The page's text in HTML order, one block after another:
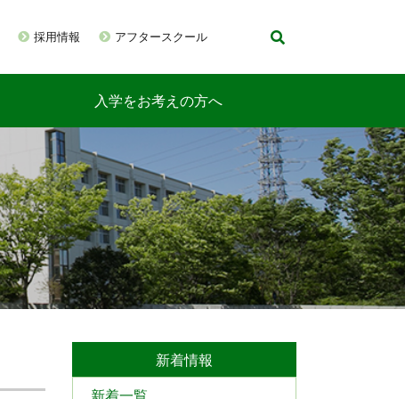
採用情報 アフタースクール
入学をお考えの方へ
新着情報
新着一覧